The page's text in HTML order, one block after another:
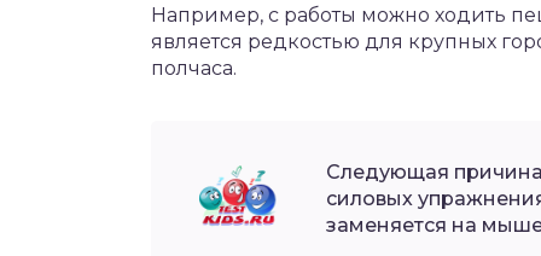
Например, с работы можно ходить
является редкостью для крупных
полчаса.
Следующая
силовых
заменяется на